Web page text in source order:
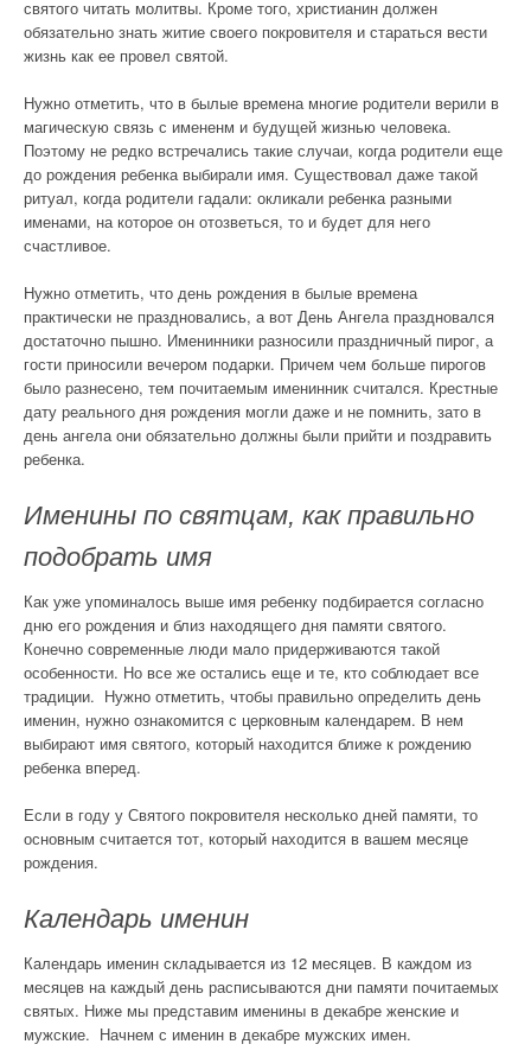
святого читать молитвы. Кроме того, христианин должен
обязательно знать житие своего покровителя и стараться вести
жизнь как ее провел святой.
Нужно отметить, что в былые времена многие родители верили в
магическую связь с имененм и будущей жизнью человека.
Поэтому не редко встречались такие случаи, когда родители еще
до рождения ребенка выбирали имя. Существовал даже такой
ритуал, когда родители гадали: окликали ребенка разными
именами, на которое он отозветься, то и будет для него
счастливое.
Нужно отметить, что день рождения в былые времена
практически не праздновались, а вот День Ангела праздновался
достаточно пышно. Именинники разносили праздничный пирог, а
гости приносили вечером подарки. Причем чем больше пирогов
было разнесено, тем почитаемым именинник считался. Крестные
дату реального дня рождения могли даже и не помнить, зато в
день ангела они обязательно должны были прийти и поздравить
ребенка.
Именины по святцам, как правильно
подобрать имя
Как уже упоминалось выше имя ребенку подбирается согласно
дню его рождения и близ находящего дня памяти святого.
Конечно современные люди мало придерживаются такой
особенности. Но все же остались еще и те, кто соблюдает все
традиции. Нужно отметить, чтобы правильно определить день
именин, нужно ознакомится с церковным календарем. В нем
выбирают имя святого, который находится ближе к рождению
ребенка вперед.
Если в году у Святого покровителя несколько дней памяти, то
основным считается тот, который находится в вашем месяце
рождения.
Календарь именин
Календарь именин складывается из 12 месяцев. В каждом из
месяцев на каждый день расписываются дни памяти почитаемых
святых. Ниже мы представим именины в декабре женские и
мужские. Начнем с именин в декабре мужских имен.